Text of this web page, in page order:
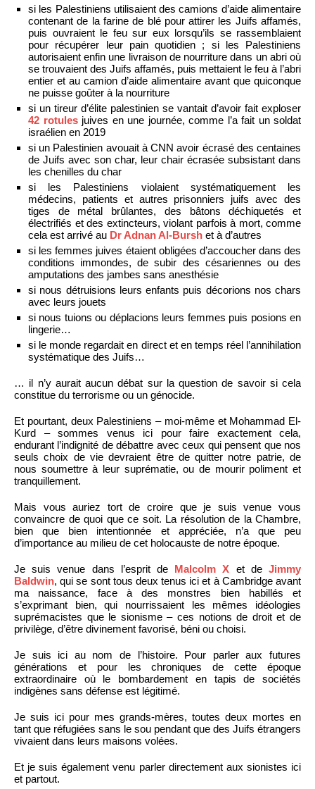
si les Palestiniens utilisaient des camions d’aide alimentaire
contenant de la farine de blé pour attirer les Juifs affamés,
puis ouvraient le feu sur eux lorsqu’ils se rassemblaient
pour récupérer leur pain quotidien ; si les Palestiniens
autorisaient enfin une livraison de nourriture dans un abri où
se trouvaient des Juifs affamés, puis mettaient le feu à l’abri
entier et au camion d’aide alimentaire avant que quiconque
ne puisse goûter à la nourriture
si un tireur d’élite palestinien se vantait d’avoir fait exploser
42 rotulesjuives en une journée, comme l’a fait un soldat
israélien en 2019
si un Palestinien avouait à CNN avoir écrasé des centaines
de Juifs avec son char, leur chair écrasée subsistant dans
les chenilles du char
si les Palestiniens violaient systématiquement les
médecins, patients et autres prisonniers juifs avec des
tiges de métal brûlantes, des bâtons déchiquetés et
électrifiés et des extincteurs, violant parfois à mort, comme
cela est arrivé au Dr Adnan Al-Bursh et à d’autres
si les femmes juives étaient obligées d’accoucher dans des
conditions immondes, de subir des césariennes ou des
amputations des jambes sans anesthésie
si nous détruisions leurs enfants puis décorions nos chars
avec leurs jouets
si nous tuions ou déplacions leurs femmes puis posions en
lingerie…
si le monde regardait en direct et en temps réel l’annihilation
systématique des Juifs…
… il n’y aurait aucun débat sur la question de savoir si cela
constitue du terrorisme ou un génocide.
Et pourtant, deux Palestiniens – moi-même et Mohammad El-
Kurd – sommes venus ici pour faire exactement cela,
endurant l’indignité de débattre avec ceux qui pensent que nos
seuls choix de vie devraient être de quitter notre patrie, de
nous soumettre à leur suprématie, ou de mourir poliment et
tranquillement.
Mais vous auriez tort de croire que je suis venue vous
convaincre de quoi que ce soit. La résolution de la Chambre,
bien que bien intentionnée et appréciée, n’a que peu
d’importance au milieu de cet holocauste de notre époque.
Je suis venue dans l’esprit de Malcolm X et deJimmy
Baldwin, qui se sont tous deux tenus ici et à Cambridge avant
ma naissance, face à des monstres bien habillés et
s’exprimant bien, qui nourrissaient les mêmes idéologies
suprémacistes que le sionisme – ces notions de droit et de
privilège, d’être divinement favorisé, béni ou choisi.
Je suis ici au nom de l’histoire. Pour parler aux futures
générations et pour les chroniques de cette époque
extraordinaire où le bombardement en tapis de sociétés
indigènes sans défense est légitimé.
Je suis ici pour mes grands-mères, toutes deux mortes en
tant que réfugiées sans le sou pendant que des Juifs étrangers
vivaient dans leurs maisons volées.
Et je suis également venu parler directement aux sionistes ici
et partout.